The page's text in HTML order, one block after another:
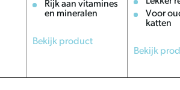
Rijk aan vitamines
en mineralen
Bekijk product
Voor
katten
Bekijk